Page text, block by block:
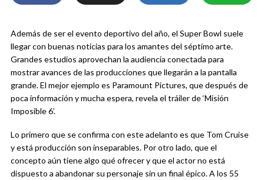
Además de ser el evento deportivo del año, el Super Bowl suele
llegar con buenas noticias para los amantes del séptimo arte.
Grandes estudios aprovechan la audiencia conectada para
mostrar avances de las producciones que llegarán a la pantalla
grande. El mejor ejemplo es Paramount Pictures, que después de
poca información y mucha espera, revela el tráiler de ‘Misión
Imposible 6’.
Lo primero que se confirma con este adelanto es que Tom Cruise
y está producción son inseparables. Por otro lado, que el
concepto aún tiene algo qué ofrecer y que el actor no está
dispuesto a abandonar su personaje sin un final épico. A los 55